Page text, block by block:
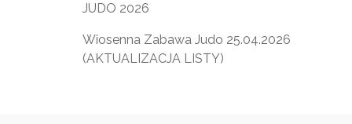
JUDO 2026
Wiosenna Zabawa Judo 25.04.2026
(AKTUALIZACJA LISTY)